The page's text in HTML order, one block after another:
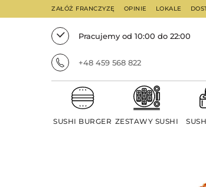
ZAŁÓŻ FRANCZYZĘ OPINIE LOKALE
Pracujemy od 10:00 do 22:00
+48 459 568 822
SUSHI BURGER ZESTAWY SUSHI